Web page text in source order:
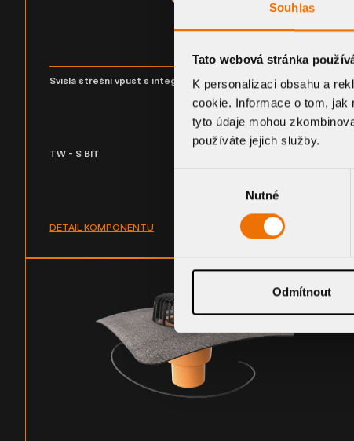
Souhlas
Tato webová stránka
K personalizaci obsahu a
cookie. Informace o tom,
tyto údaje mohou
používáte jejich služby.
Nutné
Odmítnout
Svislá střešní vpust s integrovanou bitumenovou manžetou
TW - S BIT
DETAIL KOMPONENTU